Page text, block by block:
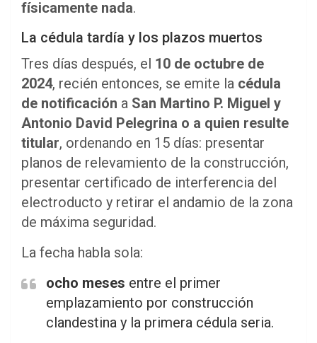
físicamente nada.
La cédula tardía y los plazos muertos
Tres días después, el 10 de octubre de
2024, recién entonces, se emite la cédula
de notificación a San Martino P. Miguel y
Antonio David Pelegrina o a quien resulte
titular, ordenando en 15 días: presentar
planos de relevamiento de la construcción,
presentar certificado de interferencia del
electroducto y retirar el andamio de la zona
de máxima seguridad.
La fecha habla sola:
ocho meses entre el primer
emplazamiento por construcción
clandestina y la primera cédula seria.